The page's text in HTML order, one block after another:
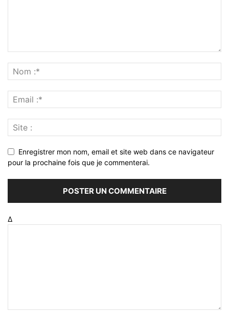
Enregistrer mon nom, email et site web dans ce navigateur
pour la prochaine fois que je commenterai.
Δ